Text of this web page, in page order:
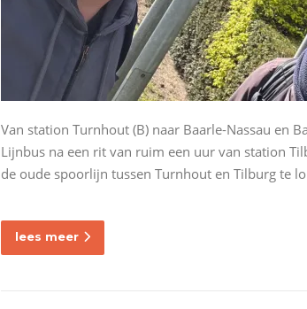
Van station Turnhout (B) naar Baarle-Nassau en
Lijnbus na een rit van ruim een uur van station
de oude spoorlijn tussen Turnhout en Tilburg te
lees meer